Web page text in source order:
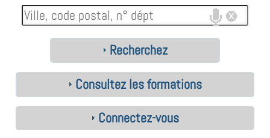
Recherchez
Consultez les formations
Connectez-vous